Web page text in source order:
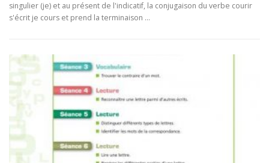
singulier (je) et au présent de l'indicatif, la conjugaison du verbe courir
s'écrit je cours et prend la terminaison …